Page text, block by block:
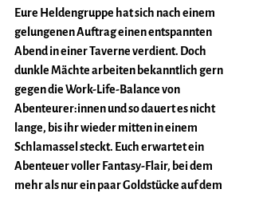
Eure Heldengruppe hat sich nach einem
gelungenen Auftrag einen entspannten
Abend in einer Taverne verdient. Doch
dunkle Mächte arbeiten bekanntlich gern
gegen die Work-Life-Balance von
Abenteurer:innen und so dauert es nicht
lange, bis ihr wieder mitten in einem
Schlamassel steckt. Euch erwartet ein
Abenteuer voller Fantasy-Flair, bei dem
mehr als nur ein paar Goldstücke auf dem